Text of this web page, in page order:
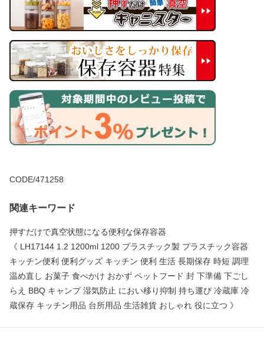
CODE/471258
関連キーワード
押すだけで真空状態になる便利な保存容器
《 LH17144 1.2 1200ml 1200 プラスチック製 プラスチック容器
キッチン便利 便利グッズ キッチン 便利 生活 長期保存 時短 調理
温め直し お菓子 食べかけ おかず ペットフード 封 下準備 下ごし
らえ BBQ キャンプ 湿気防止 におい移り抑制 持ち運び 冷蔵庫 冷
蔵保存 キッチン用品 台所用品 生活雑貨 おしゃれ 役に立つ 》